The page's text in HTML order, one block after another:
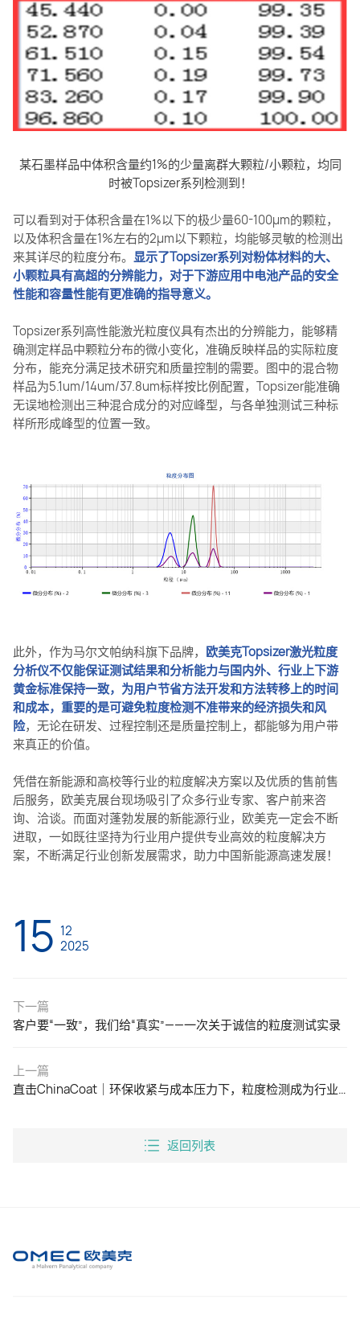
某石墨样品中体积含量约1%的少量离群大颗粒/小颗粒，均同
时被Topsizer系列检测到！
可以看到对于体积含量在1%以下的极少量60-100μm的颗粒，
以及体积含量在1%左右的2μm以下颗粒，均能够灵敏的检测出
来其详尽的粒度分布。显示了Topsizer系列对粉体材料的大、
小颗粒具有高超的分辨能力，对于下游应用中电池产品的安全
性能和容量性能有更准确的指导意义。
Topsizer系列高性能激光粒度仪具有杰出的分辨能力，能够精
确测定样品中颗粒分布的微小变化，准确反映样品的实际粒度
分布，能充分满足技术研究和质量控制的需要。图中的混合物
样品为5.1um/14um/37.8um标样按比例配置，Topsizer能准确
无误地检测出三种混合成分的对应峰型，与各单独测试三种标
样所形成峰型的位置一致。
此外，作为马尔文帕纳科旗下品牌， 欧美克Topsizer激光粒度
分析仪不仅能保证测试结果和分析能力与国内外、行业上下游
黄金标准保持一致，为用户节省方法开发和方法转移上的时间
和成本，重要的是可避免粒度检测不准带来的经济损失和风
险，无论在研发、过程控制还是质量控制上，都能够为用户带
来真正的价值。
凭借在新能源和高校等行业的粒度解决方案以及优质的售前售
后服务，欧美克展台现场吸引了众多行业专家、客户前来咨
询、洽谈。而面对蓬勃发展的新能源行业，欧美克一定会不断
进取，一如既往坚持为行业用户提供专业高效的粒度解决方
案，不断满足行业创新发展需求，助力中国新能源高速发展！
15 12
2025
下一篇
客户要“一致”，我们给“真实”——一次关于诚信的粒度测试实录
上一篇
直击ChinaCoat｜环保收紧与成本压力下，粒度检测成为行业降本增效的“技术杠杆”
返回列表